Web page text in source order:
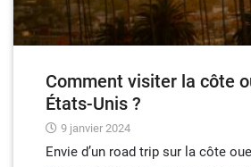
Comment visiter la côte
États-Unis ?
9 janvier 2024
Envie d’un road trip sur la côte